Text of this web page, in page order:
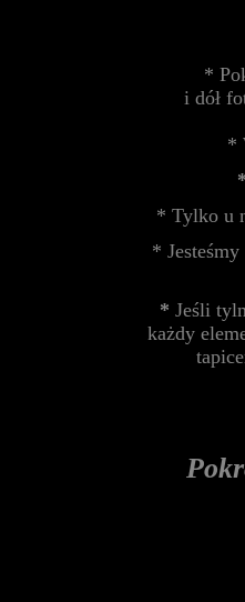
*
i dół
*
* Tylko u
*
* Jeśli
każdy